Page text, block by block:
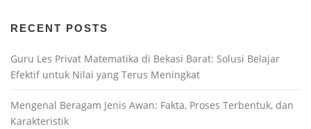
RECENT POSTS
Guru Les Privat Matematika di Bekasi Barat: Solusi Belajar
Efektif untuk Nilai yang Terus Meningkat
Mengenal Beragam Jenis Awan: Fakta, Proses Terbentuk, dan
Karakteristik